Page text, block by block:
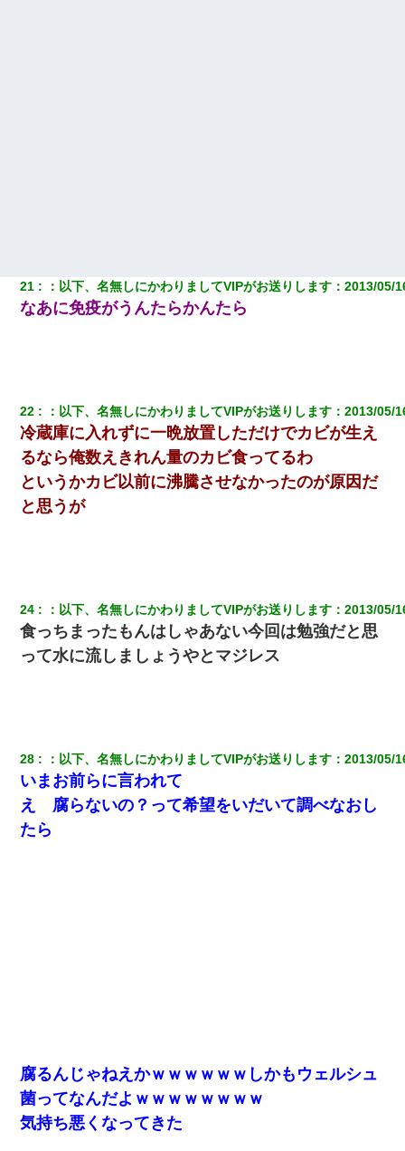
21 ： 以下、名無しにかわりましてVIPがお送りします ：2013/05/
なあに免疫がうんたらかんたら
22 ： 以下、名無しにかわりましてVIPがお送りします ：2013/05/
冷蔵庫に入れずに一晩放置しただけでカビが生え
るなら俺数えきれん量のカビ食ってるわ
というかカビ以前に沸騰させなかったのが原因だ
と思うが
24 ： 以下、名無しにかわりましてVIPがお送りします ：2013/05/
食っちまったもんはしゃあない今回は勉強だと思
って水に流しましょうやとマジレス
28 ： 以下、名無しにかわりましてVIPがお送りします ：2013/05/
いまお前らに言われて
え 腐らないの？って希望をいだいて調べなおし
たら
腐るんじゃねえかｗｗｗｗｗｗしかもウェルシュ
菌ってなんだよｗｗｗｗｗｗｗｗ
気持ち悪くなってきた